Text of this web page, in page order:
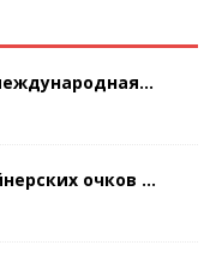
очков ...